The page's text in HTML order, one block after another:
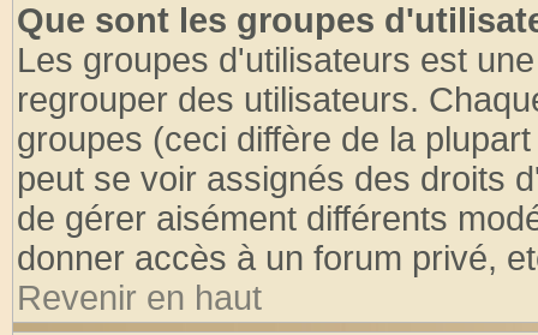
Que sont les groupes
Les groupes d'utilisateurs est
regrouper des utilisateurs.
groupes (ceci diffère de la
peut se voir assignés des droits
de gérer aisément différents
donner accès à un forum privé,
Revenir en haut